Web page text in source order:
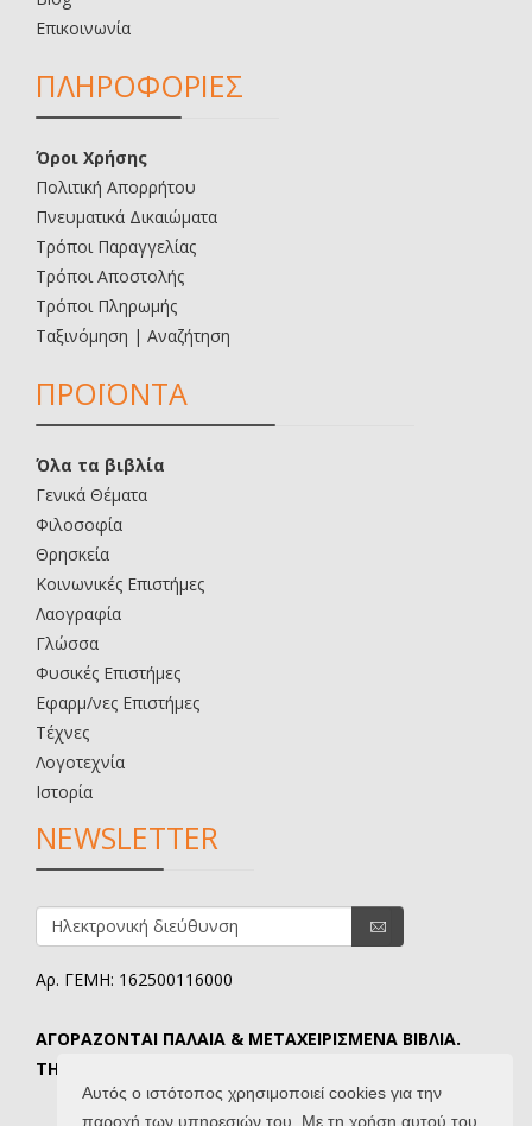
Αυτός ο ιστότοπος χρησιμοποιεί cookies για την
παροχή των υπηρεσιών του. Με τη χρήση αυτού του
Επικοινωνία
ΠΛΗΡΟΦΟΡΙΕΣ
Όροι Χρήσης
Πολιτική Απορρήτου
Πνευματικά Δικαιώματα
Τρόποι Παραγγελίας
Τρόποι Αποστολής
Τρόποι Πληρωμής
Ταξινόμηση | Αναζήτηση
ΠΡΟΪΟΝΤΑ
Όλα τα βιβλία
Γενικά Θέματα
Φιλοσοφία
Θρησκεία
Κοινωνικές Επιστήμες
Λαογραφία
Γλώσσα
Φυσικές Επιστήμες
Εφαρμ/νες Επιστήμες
Τέχνες
Λογοτεχνία
Ιστορία
NEWSLETTER
Αρ. ΓΕΜΗ: 162500116000
ΑΓΟΡΑΖΟΝΤΑΙ ΠΑΛΑΙΑ & ΜΕΤΑΧΕΙΡΙΣΜΕΝΑ ΒΙΒΛΙΑ.
ΤΗΛ. ΕΠΙΚΟΙΝΩΝΙΑΣ: 6907645346.